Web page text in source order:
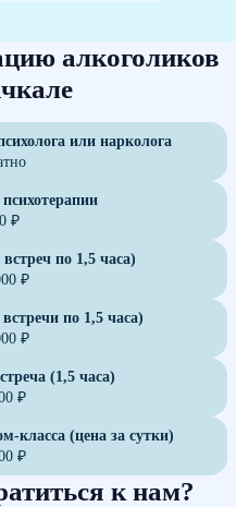
алкоголиков
или нарколога
₽
по 1,5 часа)
₽
по 1,5 часа)
₽
(1,5 часа)
₽
класса (цена за сутки)
₽
к нам?